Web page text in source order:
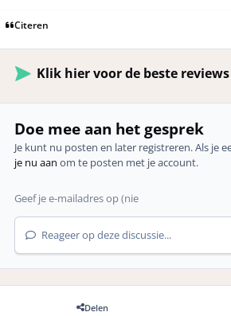
Citeren
Klik hier voor de beste
Doe mee aan het gesprek
Je kunt nu posten en later registreren. Als je
je nu aan om te posten met je account.
Reageer op deze discussie...
Delen